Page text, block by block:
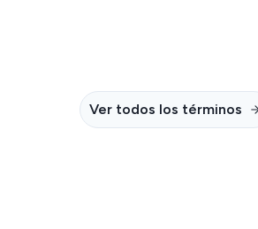
Ver todos los términos